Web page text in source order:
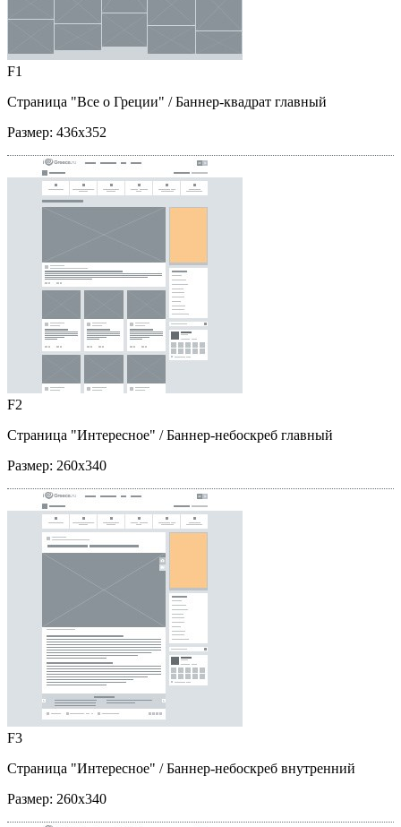
F1
Страница "Все о Греции" / Баннер-квадрат главный
Размер: 436x352
F2
Страница "Интересное" / Баннер-небоскреб главный
Размер: 260x340
F3
Страница "Интересное" / Баннер-небоскреб внутренний
Размер: 260x340